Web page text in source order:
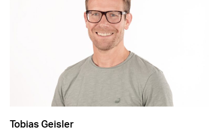
Tobias Geisler